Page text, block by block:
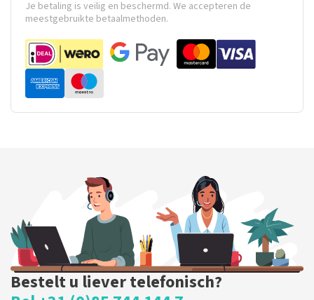
Je betaling is veilig en beschermd. We accepteren de
meestgebruikte betaalmethoden.
Bestelt u liever telefonisch?